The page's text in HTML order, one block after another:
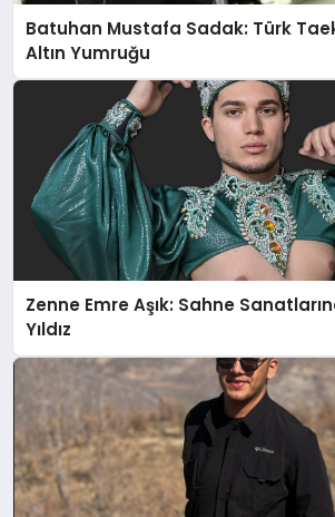
Batuhan Mustafa Sadak: Türk
Altın Yumruğu
Zenne Emre Aşık: Sahne
Yıldız